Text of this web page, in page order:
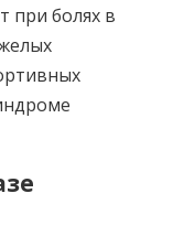
при болях в